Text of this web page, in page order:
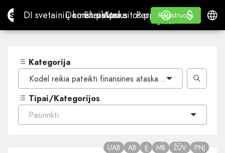
Site.proDI svetainių konstruktorius
DI svetainių konstruktorius
Domenai
DomenaiEl. paštas
El. paštasApskaitos programa
Apskaitos programa
Perpardavėjams
„WHITE LABEL“
Mokymasis
Mokymasis
Registruotis
Registruotis
Prisijungti
$
$
Kategorija
Kodėl reikia pateikti finansines ataskaitas?
Tipai/Kategorijos
Pasirinkti
UAB AB IĮ MB ŽŪV PNĮ